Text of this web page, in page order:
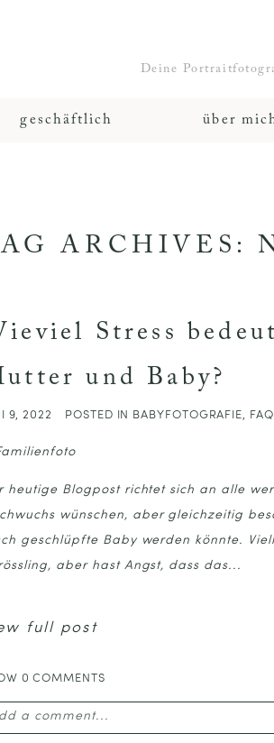
Deine
geschäftlich über
ARCHIVES:
Stress
und Baby?
9, 2022 POSTED IN BABYFOTOGRAFIE,
heutige Blogpost richtet sich an alle
wünschen, aber gleichzeitig
geschlüpfte Baby werden könnte.
aber hast Angst, dass das...
full post
0 COMMENTS
a comment...